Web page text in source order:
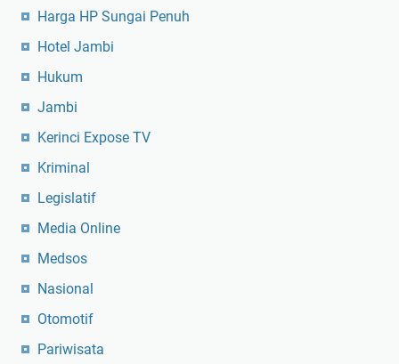
Harga HP Sungai Penuh
Hotel Jambi
Hukum
Jambi
Kerinci Expose TV
Kriminal
Legislatif
Media Online
Medsos
Nasional
Otomotif
Pariwisata